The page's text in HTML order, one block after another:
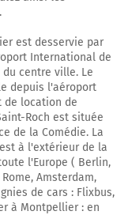
est desservie par
International de
centre ville. Le
depuis l'aéroport
de location de
Roch est située
de la Comédie. La
à l'extérieur de la
l'Europe ( Berlin,
Amsterdam,
de cars : Flixbus,
à Montpellier : en